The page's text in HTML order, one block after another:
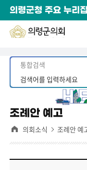
의령군청 주요 누리집
조례안 예고
의회소식 조례안 예